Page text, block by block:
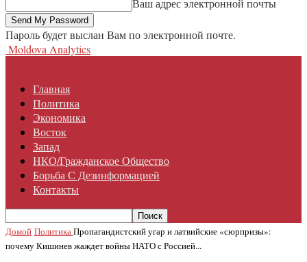
Ваш адрес электронной почты
Пароль будет выслан Вам по электронной почте.
Moldova Analytics
Главная
Политика
Экономика
Восток
Запад
НКО/гражданское Общество
Борьба С Дезинформацией
Контакты
Домой ПолитикаПропагандистский угар и латвийские «сюрпризы»:
почему Кишинев жаждет войны НАТО с Россией...